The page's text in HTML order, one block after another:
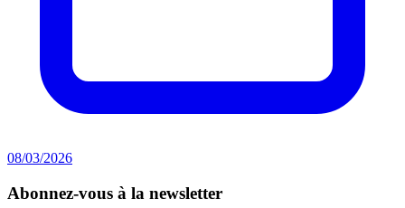
08/03/2026
Abonnez-vous à la newsletter